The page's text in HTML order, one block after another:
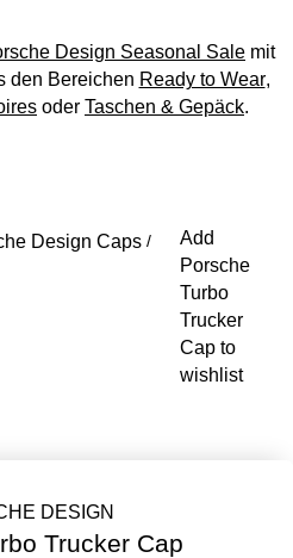
Design Seasonal Sale mit
den Bereichen Ready to Wear,
oder Taschen & Gepäck.
Design Caps /
Add
Porsche
Turbo
Trucker
Cap to
wishlist
DESIGN
Trucker Cap